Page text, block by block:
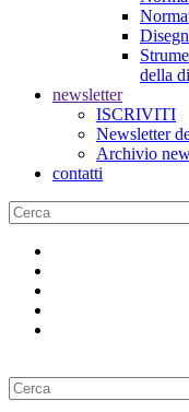
della
newsletter
ISCRIVITI
Newsletter
Archivio
contatti